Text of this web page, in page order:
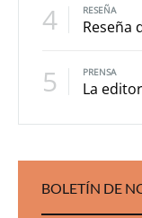
4 RESEÑA
5 PRENSA
BOLETÍN DE